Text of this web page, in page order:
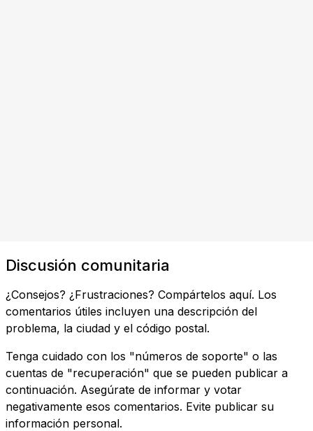
Discusión comunitaria
¿Consejos? ¿Frustraciones? Compártelos aquí. Los
comentarios útiles incluyen una descripción del
problema, la ciudad y el código postal.
Tenga cuidado con los "números de soporte" o las
cuentas de "recuperación" que se pueden publicar a
continuación. Asegúrate de informar y votar
negativamente esos comentarios. Evite publicar su
información personal.